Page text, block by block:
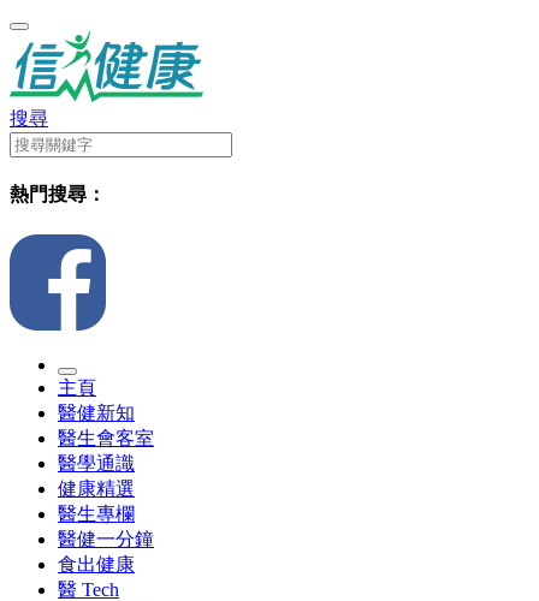
搜尋
熱門搜尋：
主頁
醫健新知
醫生會客室
醫學通識
健康精選
醫生專欄
醫健一分鐘
食出健康
醫 Tech